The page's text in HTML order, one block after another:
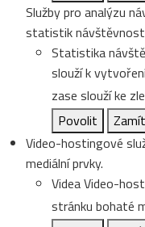
Služby pro analýzu
statistik
Statistika
slouží k
zase slouží ke
Povolit
Video-hostingové
mediální prvky.
VideaVideo-
stránku bohaté